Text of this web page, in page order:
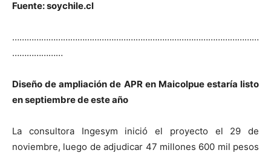
Fuente: soychile.cl
…………………………………………………………………………………………
…………………
Diseño de ampliación de APR en Maicolpue estaría listo
en septiembre de este año
La consultora Ingesym inició el proyecto el 29 de
noviembre, luego de adjudicar 47 millones 600 mil pesos